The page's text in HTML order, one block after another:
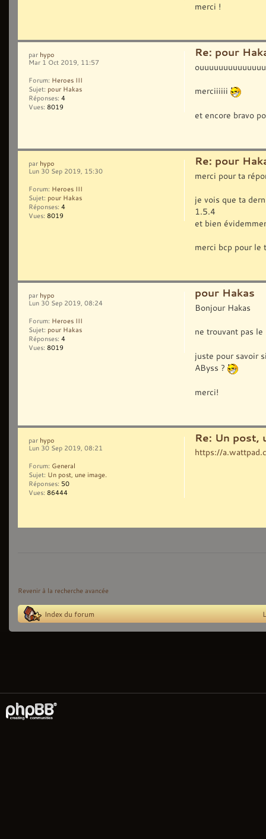
merci !
Re: pour
merciiiiii
et encore bravo
par hypo
Mar 1 Oct 2019, 11:57
Forum: Heroes III
Sujet: pour Hakas
Réponses: 4
Vues: 8019
Re: pour
merci pour ta
je vois que ta
1.5.4
et bien
merci bcp pour le
par hypo
Lun 30 Sep 2019, 15:30
Forum: Heroes III
Sujet: pour Hakas
Réponses: 4
Vues: 8019
pour Hakas
Bonjour Hakas
ne trouvant pas
juste pour savoir
AByss ?
merci!
par hypo
Lun 30 Sep 2019, 08:24
Forum: Heroes III
Sujet: pour Hakas
Réponses: 4
Vues: 8019
Re: Un post,
https://
par hypo
Lun 30 Sep 2019, 08:21
Forum: General
Sujet: Un post, une image.
Réponses: 50
Vues: 86444
Revenir à la recherche avancée
Index du forum